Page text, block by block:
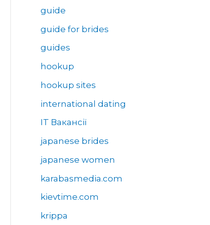
guide
guide for brides
guides
hookup
hookup sites
international dating
IT Вакансії
japanese brides
japanese women
karabasmedia.com
kievtime.com
krippa